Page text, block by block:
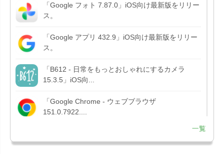
「Google フォト 7.87.0」iOS向け最新版をリリー
ス。
「Google アプリ 432.9」iOS向け最新版をリリー
ス。
「B612 - 日常をもっとおしゃれにするカメラ
15.3.5」iOS向...
「Google Chrome - ウェブブラウザ
151.0.7922....
「Microsoft OneDrive 18.7.3」iOS向け最新版を...
一覧